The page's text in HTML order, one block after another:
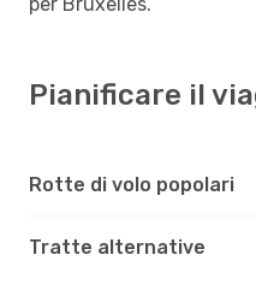
Pianificare il
Rotte di volo popolari
Tratte alternative